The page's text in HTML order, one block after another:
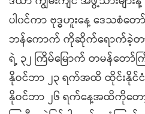
ပါ၀င်ကာ ဗုဒ္ဓဟူးနေ့ ဒေသစံတေ
ဘန်ကောက် ကိုဆိုက်ရောက်ခဲ့တာ
ရဲ့ ၃၂ ကြိမ်မြောက် တမန်တော်
နိုဝင်ဘာ ၂၃ ရက်အထိ ထိုင်းနိုင်ငံ
နိုဝင်ဘာ ၂၆ ရက်နေ့အထိကိုတော့